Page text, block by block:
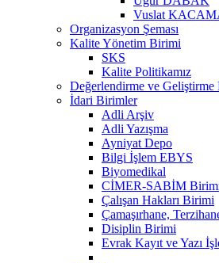
Vuslat
Organizasyon Şeması
Kalite Yönetim Birimi
SKS
Kalite Politikamız
Değerlendirme ve Geliştirme
İdari Birimler
Adli Arşiv
Adli Yazışma
Ayniyat Depo
Bilgi İşlem EBYS
Biyomedikal
CİMER-SABİM
Çalışan Hakları Birimi
Çamaşırhane,
Disiplin Birimi
Evrak Kayıt ve Yazı